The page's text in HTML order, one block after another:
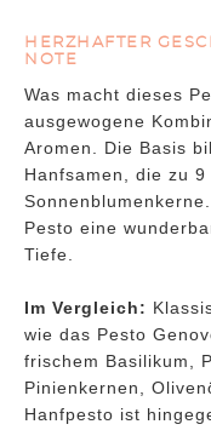
HERZHAFTER
NOTE
Was macht dieses
ausgewogene
Aromen. Die Basis
Hanfsamen, die zu
Pesto eine
Tiefe.
Im Vergleich:
wie das Pesto
frischem Basilikum,
Pinienkernen,
Hanfpesto ist